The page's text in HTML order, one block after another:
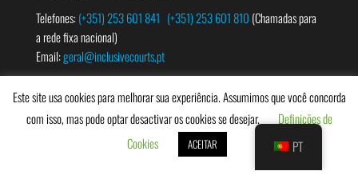
Telefones:(+351) 253 601 841 (+351) 253 601 810 (Chamadas para
a rede fixa nacional)
Email:geral@inclusivecourts.pt
PESQUISAR
Este site usa cookies para melhorar sua experiência. Assumimos que você concorda
com isso, mas pode optar desactivar os cookies se desejar.
Definições de
Cookies
ACEITAR PT